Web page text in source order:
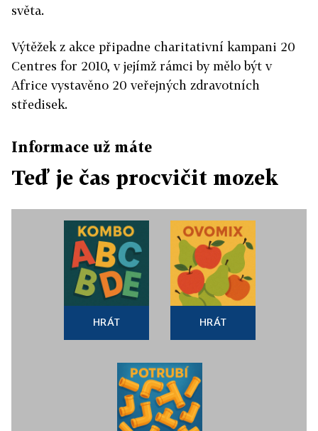
světa.
Výtěžek z akce připadne charitativní kampani 20
Centres for 2010, v jejímž rámci by mělo být v
Africe vystavěno 20 veřejných zdravotních
středisek.
Informace už máte
Teď je čas procvičit mozek
HRÁT HRÁT